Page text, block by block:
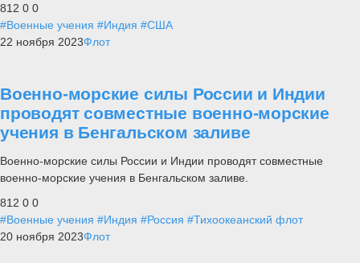
812 0 0
#Военные учения #Индия #США
22 ноября 2023Флот
Военно-морские силы России и Индии
проводят совместные военно-морские
учения в Бенгальском заливе
Военно-морские силы России и Индии проводят совместные
военно-морские учения в Бенгальском заливе.
812 0 0
#Военные учения #Индия #Россия #Тихоокеанский флот
20 ноября 2023Флот